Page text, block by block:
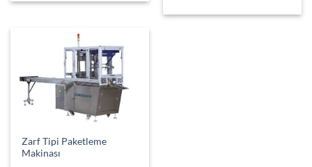
Zarf Tipi Paketleme
Makinası